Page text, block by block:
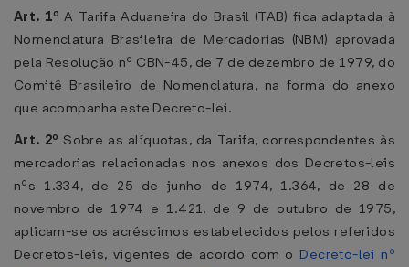
Art. 1ºA Tarifa Aduaneira do Brasil (TAB) fica adaptada à
Nomenclatura Brasileira de Mercadorias (NBM) aprovada
pela Resolução nº CBN-45, de 7 de dezembro de 1979, do
Comitê Brasileiro de Nomenclatura, na forma do anexo
que acompanha este Decreto-lei.
Art. 2º Sobre as alíquotas, da Tarifa, correspondentes às
mercadorias relacionadas nos anexos dos Decretos-leis
nºs 1.334, de 25 de junho de 1974, 1.364, de 28 de
novembro de 1974 e 1.421, de 9 de outubro de 1975,
aplicam-se os acréscimos estabelecidos pelos referidos
Decretos-leis, vigentes de acordo com o Decreto-lei nº